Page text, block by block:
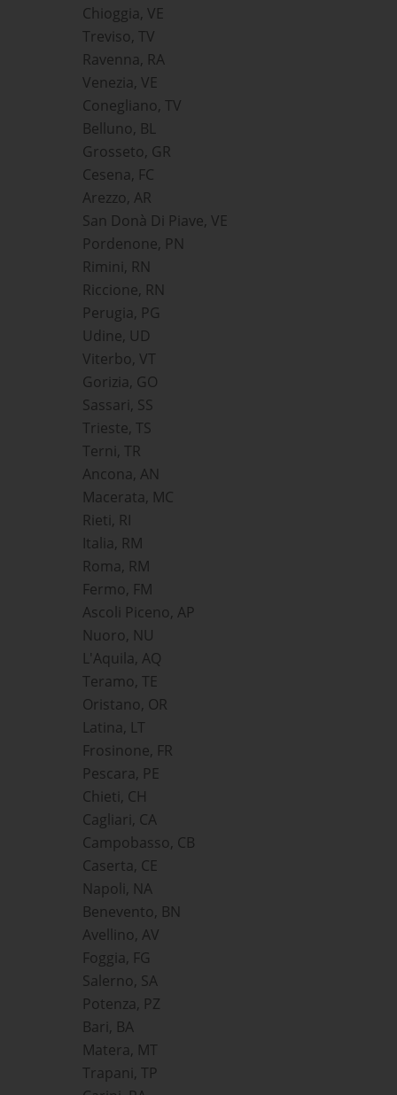
Chioggia, VE
Treviso, TV
Ravenna, RA
Venezia, VE
Conegliano, TV
Belluno, BL
Grosseto, GR
Cesena, FC
Arezzo, AR
San Donà Di Piave, VE
Pordenone, PN
Rimini, RN
Riccione, RN
Perugia, PG
Udine, UD
Viterbo, VT
Gorizia, GO
Sassari, SS
Trieste, TS
Terni, TR
Ancona, AN
Macerata, MC
Rieti, RI
Italia, RM
Roma, RM
Fermo, FM
Ascoli Piceno, AP
Nuoro, NU
L'Aquila, AQ
Teramo, TE
Oristano, OR
Latina, LT
Frosinone, FR
Pescara, PE
Chieti, CH
Cagliari, CA
Campobasso, CB
Caserta, CE
Napoli, NA
Benevento, BN
Avellino, AV
Foggia, FG
Salerno, SA
Potenza, PZ
Bari, BA
Matera, MT
Trapani, TP